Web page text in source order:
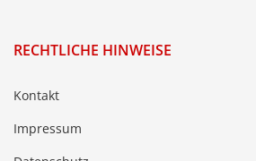
RECHTLICHE HINWEISE
Kontakt
Impressum